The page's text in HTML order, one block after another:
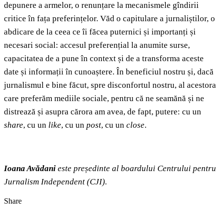
depunere a armelor, o renunțare la mecanismele gîndirii
critice în fața preferințelor. Văd o capitulare a jurnaliștilor, o
abdicare de la ceea ce îi făcea puternici și importanți și
necesari social: accesul preferențial la anumite surse,
capacitatea de a pune în context și de a transforma aceste
date și informații în cunoaștere. În beneficiul nostru și, dacă
jurnalismul e bine făcut, spre disconfortul nostru, al acestora
care preferăm mediile sociale, pentru că ne seamănă și ne
distrează și asupra cărora am avea, de fapt, putere: cu un
share, cu un like, cu un post, cu un close.
Ioana Avădani este președinte al boardului Centrului pentru
Jurnalism Independent (CJI).
Share